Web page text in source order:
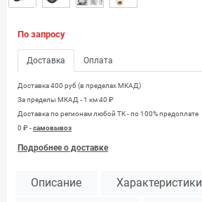
По запросу
Доставка Оплата
Доставка 400 руб (в пределах МКАД)
За пределы МКАД - 1 км 40 ₽
Доставка по регионам любой TK - по 100% предоплате
0 ₽ -самовывоз
Подробнее о доставке
Описание Характеристики